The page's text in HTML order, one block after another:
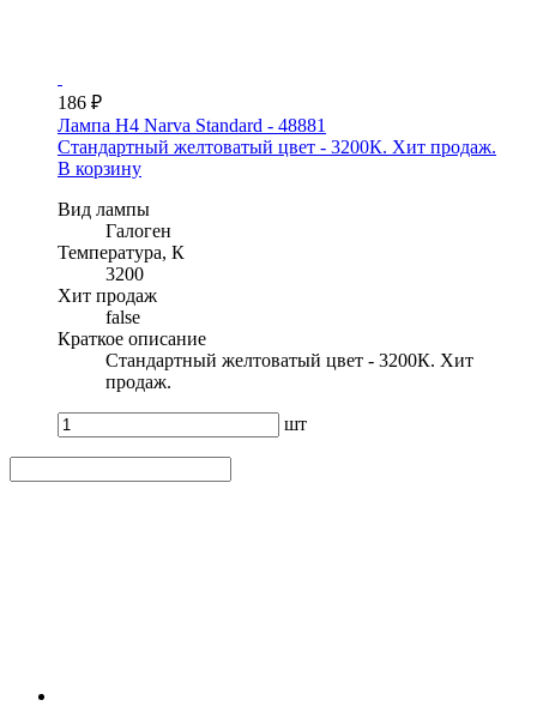
186 ₽
Лампа H4 Narva Standard - 48881
Стандартный желтоватый цвет - 3200К. Хит продаж.
В корзину
Вид лампы
Галоген
Температура, К
3200
Хит продаж
false
Краткое описание
Стандартный желтоватый цвет - 3200К. Хит
продаж.
шт